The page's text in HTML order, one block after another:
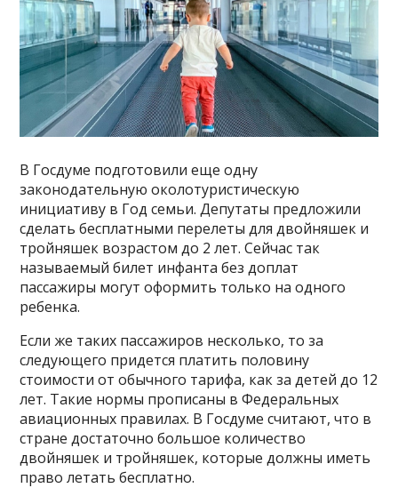
В Госдуме подготовили еще одну
законодательную околотуристическую
инициативу в Год семьи. Депутаты предложили
сделать бесплатными перелеты для двойняшек и
тройняшек возрастом до 2 лет. Сейчас так
называемый билет инфанта без доплат
пассажиры могут оформить только на одного
ребенка.
Если же таких пассажиров несколько, то за
следующего придется платить половину
стоимости от обычного тарифа, как за детей до 12
лет. Такие нормы прописаны в Федеральных
авиационных правилах. В Госдуме считают, что в
стране достаточно большое количество
двойняшек и тройняшек, которые должны иметь
право летать бесплатно.